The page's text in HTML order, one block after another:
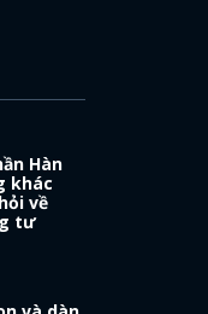
Hàn
khác
về
tư